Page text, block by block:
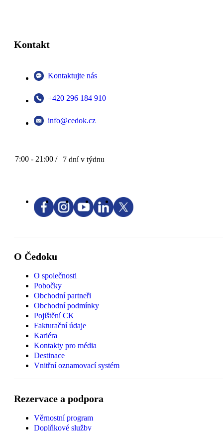
Kontakt
Kontaktujte nás
+420 296 184 910
info@cedok.cz
7:00 - 21:00 / 7 dní v týdnu
O Čedoku
O společnosti
Pobočky
Obchodní partneři
Obchodní podmínky
Pojištění CK
Fakturační údaje
Kariéra
Kontakty pro média
Destinace
Vnitřní oznamovací systém
Rezervace a podpora
Věrnostní program
Doplňkové služby